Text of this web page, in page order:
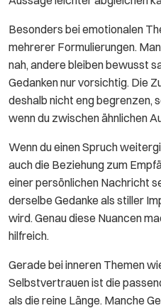
Besonders bei emotionalen
mehrerer Formulierungen.
nah, andere bleiben bewusst
Gedanken nur vorsichtig. Die
deshalb nicht eng begrenzen,
wenn du zwischen ähnlichen
Wenn du einen Spruch
auch die Beziehung zum
einer persönlichen Nachricht
derselbe Gedanke als stiller
wird. Genau diese Nuancen
hilfreich.
Gerade bei inneren Themen
Selbstvertrauen ist die
als die reine Länge. Manche